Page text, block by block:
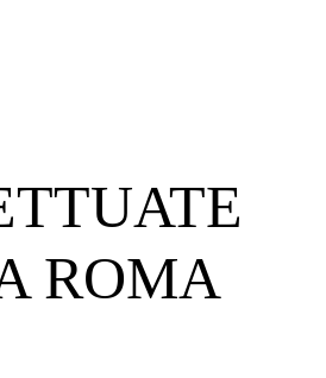
ROMA